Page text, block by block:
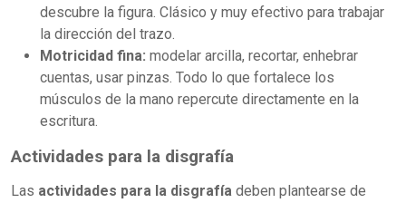
descubre la figura. Clásico y muy efectivo para trabajar
la dirección del trazo.
Motricidad fina: modelar arcilla, recortar, enhebrar
cuentas, usar pinzas. Todo lo que fortalece los
músculos de la mano repercute directamente en la
escritura.
Actividades para la disgrafía
Las actividades para la disgrafía deben plantearse de